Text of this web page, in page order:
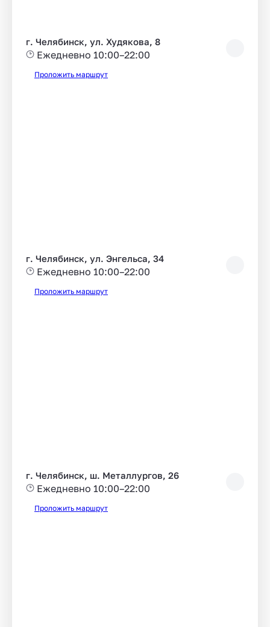
г. Челябинск, ул. Худякова, 8
Ежедневно 10:00–22:00
Проложить маршрут
г. Челябинск, ул. Энгельса, 34
Ежедневно 10:00–22:00
Проложить маршрут
г. Челябинск, ш. Металлургов, 26
Ежедневно 10:00–22:00
Проложить маршрут